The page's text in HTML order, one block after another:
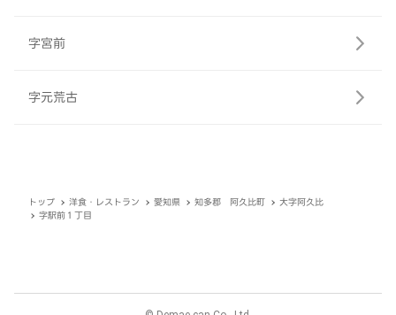
字宮前
字元荒古
トップ 洋食・レストラン 愛知県 知多郡 阿久比町
大字阿久比
字駅前１丁目